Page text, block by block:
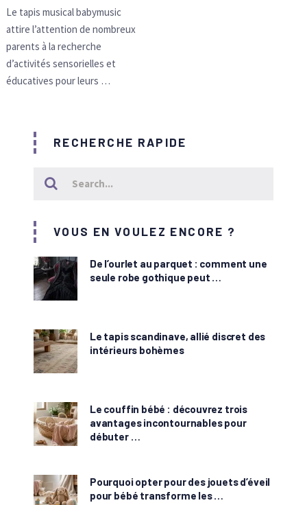
Le tapis musical babymusic
attire l’attention de nombreux
parents à la recherche
d’activités sensorielles et
éducatives pour leurs …
RECHERCHE RAPIDE
VOUS EN VOULEZ ENCORE ?
De l’ourlet au parquet : comment une
seule robe gothique peut …
Le tapis scandinave, allié discret des
intérieurs bohèmes
Le couffin bébé : découvrez trois
avantages incontournables pour
débuter …
Pourquoi opter pour des jouets d’éveil
pour bébé transforme les …